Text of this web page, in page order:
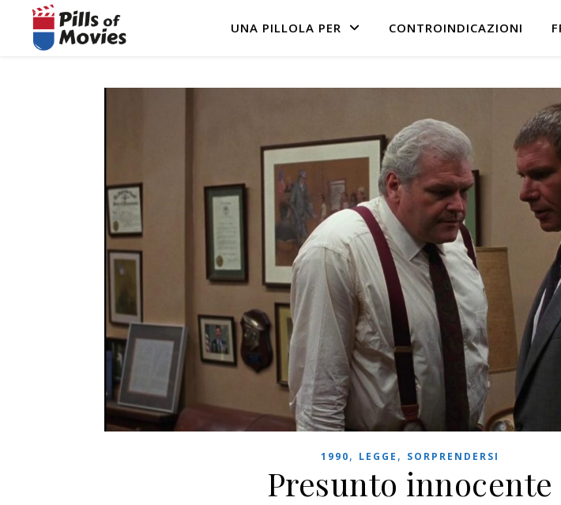
UNA PILLOLA PER CONTROINDICAZIONI
1990, LEGGE , SORPRENDERSI
Presunto innocente